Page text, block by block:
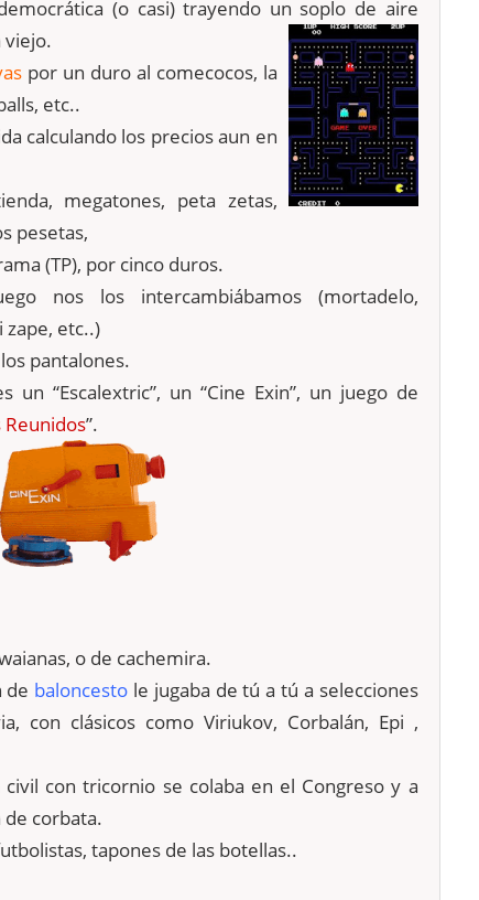
(o casi) trayendo un soplo de aire
viejo.
por un duro al comecocos, la
etc..
calculando los precios aun en
megatones, peta zetas,
pesetas,
(TP), por cinco duros.
nos los intercambiábamos (mortadelo,
etc..)
pantalones.
“Escalextric”, un “Cine Exin”, un juego de
Reunidos”.
o de cachemira.
de baloncesto le jugaba de tú a tú a selecciones
con clásicos como Viriukov, Corbalán, Epi ,
con tricornio se colaba en el Congreso y a
corbata.
tapones de las botellas..